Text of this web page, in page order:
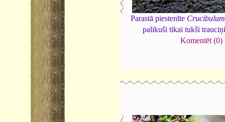
Parastā piestenīte
palikuši tikai tukši
Komentēt (0)